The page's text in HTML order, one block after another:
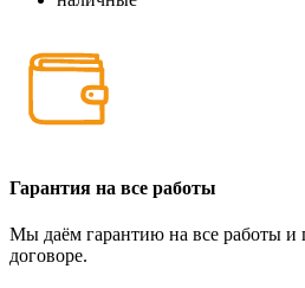
Гарантия на все работы
Мы даём гарантию на все работы и
договоре.